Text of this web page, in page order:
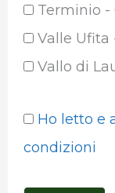
Terminio -
Valle Ufita
Vallo di
Ho letto e
condizioni